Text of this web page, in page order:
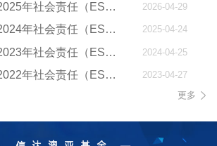
中国信达发布《2025年社会责任（ESG）报告》 2026-04-29
中国信达发布《2024年社会责任（ESG）报告》 2025-04-24
中国信达发布《2023年社会责任（ESG）报告》 2024-04-25
中国信达发布《2022年社会责任（ESG）报告》
2023-04-27
更多